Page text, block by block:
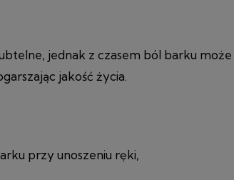
jednak z czasem ból barku może
jakość życia.
przy unoszeniu ręki,